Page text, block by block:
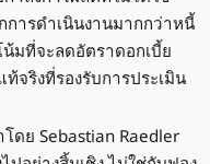
การดำเนินงานมากกว่าหนี้
มที่จะลดอัตราดอกเบี้ย
จริงที่รองรับการประเมิน
ดย Sebastian Raedler